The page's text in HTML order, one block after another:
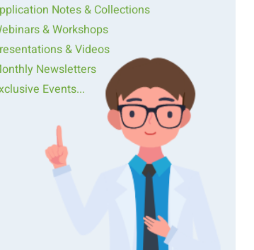
、ガス置換法、粉体特性評価
Notes & Collections
& Workshops
& Videos
Newsletters
Events...